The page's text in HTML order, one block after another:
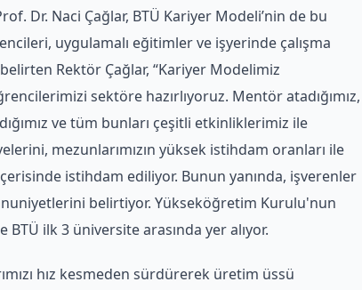
Dr. Naci Çağlar, BTÜ Kariyer Modeli’nin de bu
uygulamalı eğitimler ve işyerinde çalışma
Rektör Çağlar, “Kariyer Modelimiz
sektöre hazırlıyoruz. Mentör atadığımız,
ve tüm bunları çeşitli etkinliklerimiz ile
mezunlarımızın yüksek istihdam oranları ile
içerisinde istihdam ediliyor. Bunun yanında, işverenler
belirtiyor. Yükseköğretim Kurulu'nun
ilk 3 üniversite arasında yer alıyor.
hız kesmeden sürdürerek üretim üssü